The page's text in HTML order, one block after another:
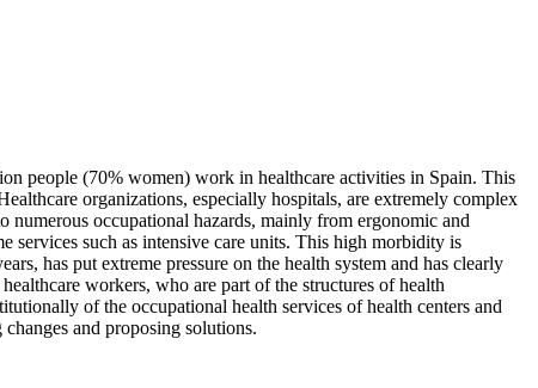
people (70% women) work in healthcare activities in Spain. This
organizations, especially hospitals, are extremely complex
occupational hazards, mainly from ergonomic and
services such as intensive care units. This high morbidity is
has put extreme pressure on the health system and has clearly
workers, who are part of the structures of health
of the occupational health services of health centers and
and proposing solutions.